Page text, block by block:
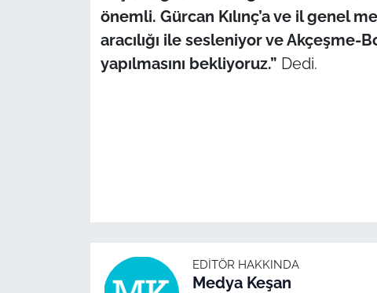
önemli. Gürcan Kılınç’a ve il genel
aracılığı ile sesleniyor ve
yapılmasını bekliyoruz.” Dedi.
EDITÖR HAKKINDA
Medya Keşan
English News
Canlı Maç